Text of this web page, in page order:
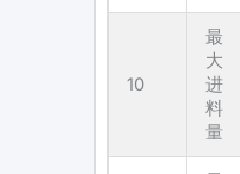
10
最
大
进
料
量